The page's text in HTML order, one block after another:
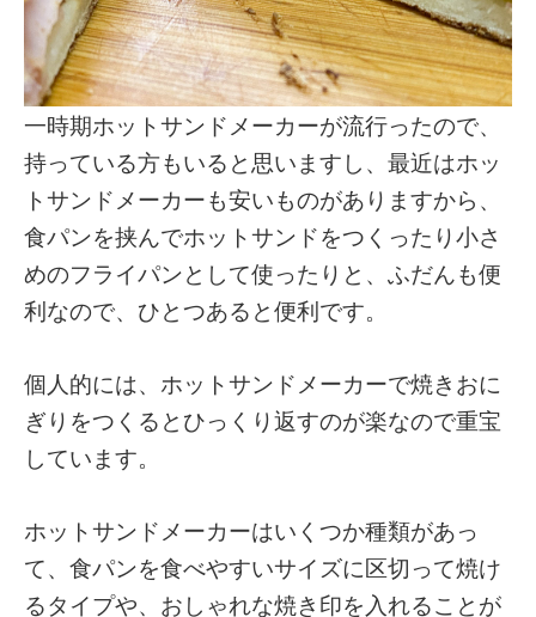
一時期ホットサンドメーカーが流行ったので、
持っている方もいると思いますし、最近はホッ
トサンドメーカーも安いものがありますから、
食パンを挟んでホットサンドをつくったり小さ
めのフライパンとして使ったりと、ふだんも便
利なので、ひとつあると便利です。
個人的には、ホットサンドメーカーで焼きおに
ぎりをつくるとひっくり返すのが楽なので重宝
しています。
ホットサンドメーカーはいくつか種類があっ
て、食パンを食べやすいサイズに区切って焼け
るタイプや、おしゃれな焼き印を入れることが